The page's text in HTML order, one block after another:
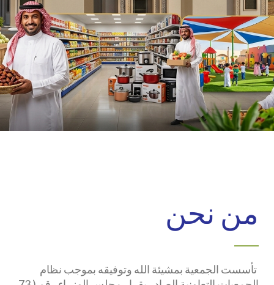
من نحن
تأسست الجمعية بمشيئة الله وتوفيقه بموجب نظام